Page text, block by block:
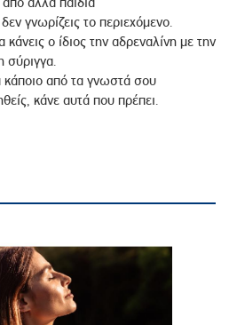
γνωρίζεις το περιεχόμενο.
ο ίδιος την αδρεναλίνη με την
σύριγγα.
κάποιο από τα γνωστά σου
κάνε αυτά που πρέπει.